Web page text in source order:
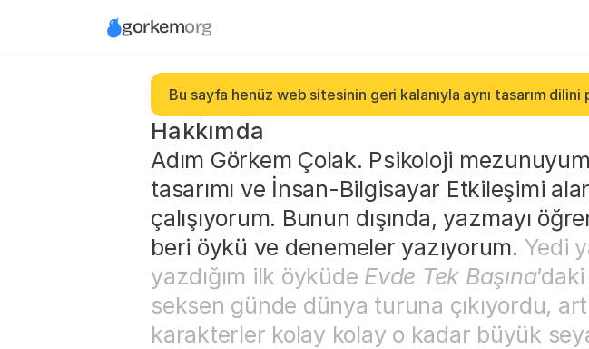
Bu sayfa henüz web sitesinin geri kalanıyla aynı tasarım dilini
Hakkımda
Adım Görkem Çolak. Psikoloji
tasarımı ve İnsan-Bilgisayar Etkileşimi
çalışıyorum. Bunun dışında, yazmayı
beri öykü ve denemeler yazıyorum. Yedi
yazdığım ilk öyküde Evde Tek Başına
seksen günde dünya turuna çıkıyordu,
karakterler kolay kolay o kadar büyük
gorkemorg